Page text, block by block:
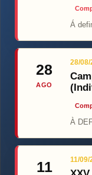
Á
28
AGO
28/08/
À
11 11/09/